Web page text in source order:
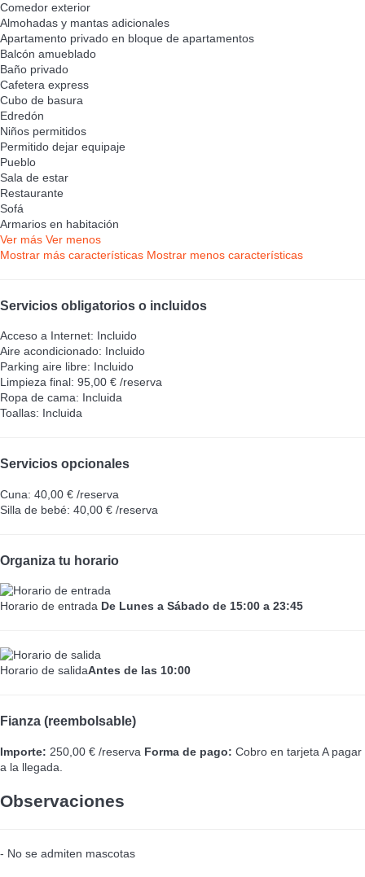
Comedor exterior
Almohadas y mantas adicionales
Apartamento privado en bloque de apartamentos
Balcón amueblado
Baño privado
Cafetera express
Cubo de basura
Edredón
Niños permitidos
Permitido dejar equipaje
Pueblo
Sala de estar
Restaurante
Sofá
Armarios en habitación
Ver más Ver menos
Mostrar más características Mostrar menos características
Servicios obligatorios o incluidos
Acceso a Internet: Incluido
Aire acondicionado: Incluido
Parking aire libre: Incluido
Limpieza final: 95,00 € /reserva
Ropa de cama: Incluida
Toallas: Incluida
Servicios opcionales
Cuna: 40,00 € /reserva
Silla de bebé: 40,00 € /reserva
Organiza tu horario
Horario de entrada De Lunes a Sábado de 15:00 a 23:45
Horario de salidaAntes de las 10:00
Fianza (reembolsable)
Importe: 250,00 € /reserva Forma de pago: Cobro en tarjeta A pagar
a la llegada.
Observaciones
- No se admiten mascotas